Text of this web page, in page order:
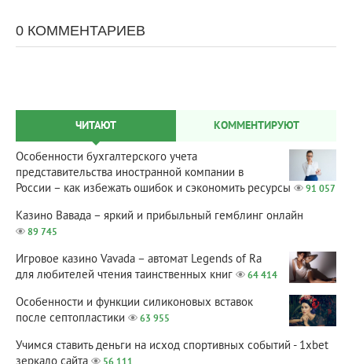
0 КОММЕНТАРИЕВ
ЧИТАЮТ КОММЕНТИРУЮТ
Особенности бухгалтерского учета
представительства иностранной компании в
России – как избежать ошибок и сэкономить ресурсы
91 057
Казино Вавада – яркий и прибыльный гемблинг онлайн
89 745
Игровое казино Vavada – автомат Legends of Ra
для любителей чтения таинственных книг
64 414
Особенности и функции силиконовых вставок
после септопластики
63 955
Учимся ставить деньги на исход спортивных событий - 1xbet